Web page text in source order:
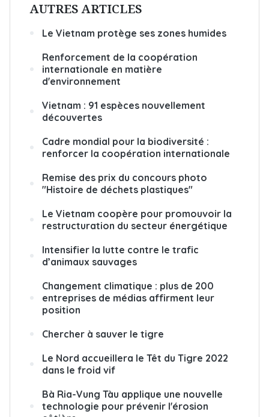
AUTRES ARTICLES
Le Vietnam protège ses zones humides
Renforcement de la coopération
internationale en matière
d'environnement
Vietnam : 91 espèces nouvellement
découvertes
Cadre mondial pour la biodiversité :
renforcer la coopération internationale
Remise des prix du concours photo
"Histoire de déchets plastiques"
Le Vietnam coopère pour promouvoir la
restructuration du secteur énergétique
Intensifier la lutte contre le trafic
d’animaux sauvages
Changement climatique : plus de 200
entreprises de médias affirment leur
position
Chercher à sauver le tigre
Le Nord accueillera le Têt du Tigre 2022
dans le froid vif
Bà Ria-Vung Tàu applique une nouvelle
technologie pour prévenir l'érosion